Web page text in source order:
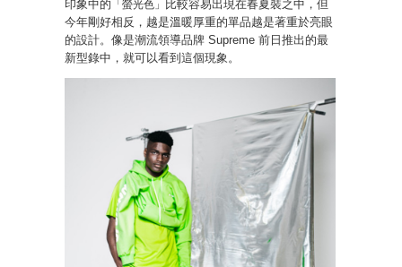
印象中的 「螢光色」
比較容易出現在春夏裝之中，但
今年剛好相反，越是溫暖厚重的單品越是著重於亮眼
的設計。像是潮流領導品牌 Supreme 前日推出的最
新型錄中，就可以看到這個現象。